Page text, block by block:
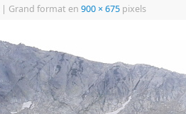
| Grand format en 900 × 675 pixels